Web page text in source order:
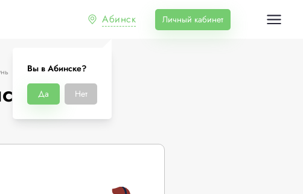
Абинск
Вы в Абинске?
Да Нет
Личный кабинет